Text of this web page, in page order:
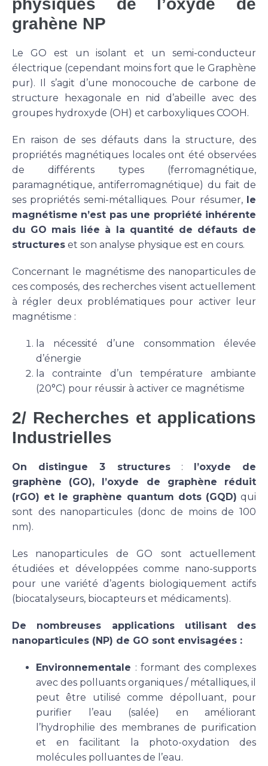
physiques de l’oxyde de
grahène NP
Le GO est un isolant et un semi-conducteur
électrique (cependant moins fort que le Graphène
pur). Il s’agit d’une monocouche de carbone de
structure hexagonale en nid d’abeille avec des
groupes hydroxyde (OH) et carboxyliques COOH.
En raison de ses défauts dans la structure, des
propriétés magnétiques locales ont été observées
de différents types (ferromagnétique,
paramagnétique, antiferromagnétique) du fait de
ses propriétés semi-métalliques. Pour résumer,
le
magnétisme n’est pas une propriété inhérente
du GO mais liée à la quantité de défauts de
structures et son analyse physique est en cours.
Concernant le magnétisme des nanoparticules de
ces composés, des recherches visent actuellement
à régler deux problématiques pour activer leur
magnétisme :
la nécessité d’une consommation élevée
d’énergie
la contrainte d’un température ambiante
(20°C) pour réussir à activer ce magnétisme
2/ Recherches et applications
Industrielles
On distingue 3 structures:
l’oxyde de
graphène (GO), l’oxyde de graphène réduit
(rGO) et le graphène quantum dots (GQD) qui
sont des nanoparticules (donc de moins de 100
nm).
Les nanoparticules de GO sont actuellement
étudiées et développées comme nano-supports
pour une variété d’agents biologiquement actifs
(biocatalyseurs, biocapteurs et médicaments).
De nombreuses applications utilisant des
nanoparticules (NP) de GO sont envisagées :
Environnementale : formant des complexes
avec des polluants organiques / métalliques, il
peut être utilisé comme dépolluant, pour
purifier l’eau (salée) en améliorant
l’hydrophilie des membranes de purification
et en facilitant la photo-oxydation des
molécules polluantes de l’eau.